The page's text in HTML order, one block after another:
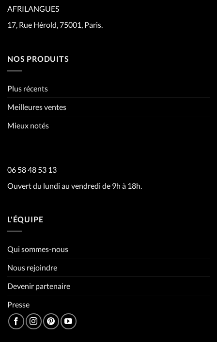
AFRILANGUES
17, Rue Hérold, 75001, Paris.
NOS PRODUITS
Plus récents
Meilleures ventes
Mieux notés
06 58 48 53 13
Ouvert du lundi au vendredi de 9h à 18h.
L'ÉQUIPE
Qui sommes-nous
Nous rejoindre
Devenir partenaire
Presse